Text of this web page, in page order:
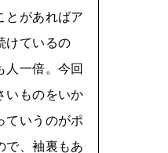
とがあればア
けているの
人一倍。今回
いものをいか
ていうのがポ
で、袖裏もあ